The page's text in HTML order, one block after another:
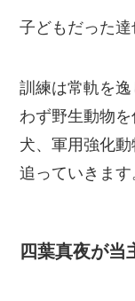
子どもだった達
訓練は常軌を
わず野生動物
犬、軍用強化
追っていきます
四葉真夜が当